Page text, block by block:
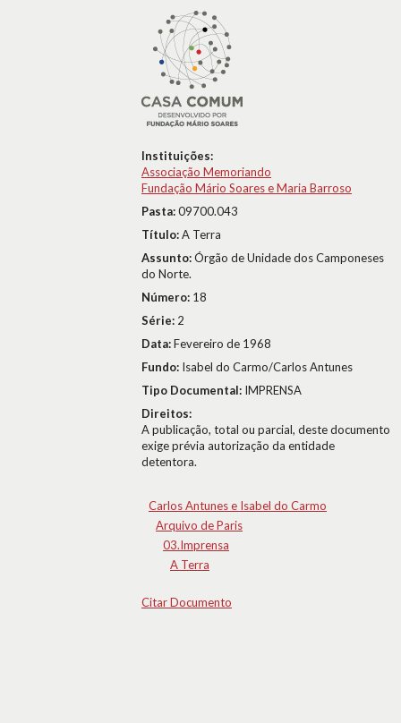
Instituições:
Associação Memoriando
Fundação Mário Soares e Maria Barroso
Pasta:09700.043
Título:A Terra
Assunto:Órgão de Unidade dos Camponeses
do Norte.
Número: 18
Série: 2
Data:Fevereiro de 1968
Fundo: Isabel do Carmo/Carlos Antunes
Tipo Documental: IMPRENSA
Direitos:
A publicação, total ou parcial, deste documento
exige prévia autorização da entidade
detentora.
Carlos Antunes e Isabel do Carmo
Arquivo de Paris
03.Imprensa
A Terra
Citar Documento